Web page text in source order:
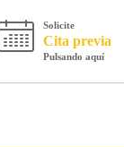
Solicite
Cita previa
Pulsando aquí